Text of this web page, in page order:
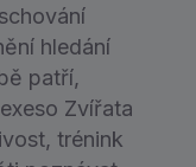
hledání
patří,
Zvířata
trénink